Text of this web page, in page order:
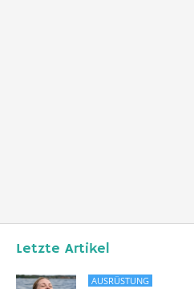
Letzte Artikel
AUSRÜSTUNG